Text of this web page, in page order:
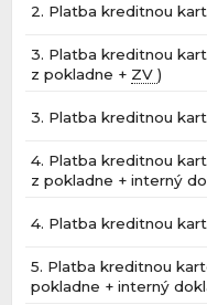
2. Platba kreditnou
3. Platba kreditnou
z pokladne + ZV)
3. Platba kreditnou
4. Platba kreditnou
z pokladne + interný
4. Platba kreditnou
5. Platba kreditnou
pokladne + interný